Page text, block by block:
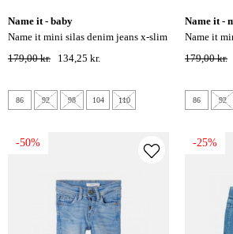
name it - baby
name it mini silas denim jeans x-slim
- dark blue denim
179,00 kr. 134,25 kr.
86 92 98 104 110
name it -
name it mini silas denim jeans x-slim
- black
179,00 kr.
86 92
-50% -25%